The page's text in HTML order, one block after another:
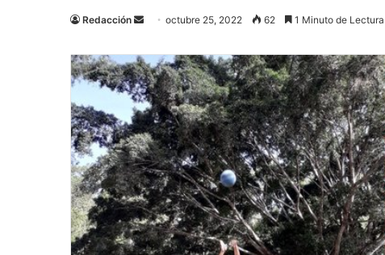
Redacción
Send
email
octubre 25, 2022 62 1 Minuto de Lectura